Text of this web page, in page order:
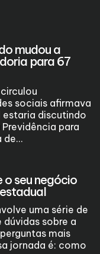
mudou a
para 67
sociais afirmava
estaria discutindo
para
de...
seu negócio
uma série de
sobre a
mais
jornada é: como